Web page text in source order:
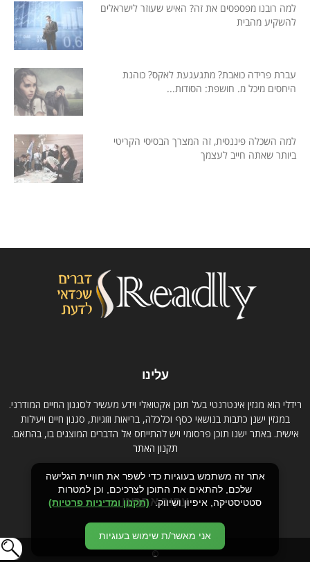
למה רובנו מפספסים את זה? האיש שעוזר לישראלים
להשקיע מהבית
עברת פרידה כואבת? מתגעגעת לאקס? כוהנת
היחסים מיכל מ. חושפת: הסודות...
למה השכלה פיננסית, זה המצרך הבסיסי הקריטי
ביותר שאתה חייב לעצמך
עלינו
רידלי הוא מגזין אינטרנטי בעל תוכן אקטואלי וידע מעשיר לסגנון החיים המודרני.
במגזין ישנן כתבות בנושאי כסף וכלכלה, בריאות וזוגיות, סגנון חיים ויעילות
אישית. באתר ישנו תוכן פרסומי ויש להתייחס אל הדברים המוצגים בו, בהתאם.
תקנון האתר
עקוב אחרינו
©
אתר זה משתמש בעוגיות כדי לשפר את חוויית הגלישה
שלכם, להתאים את התוכן לצרכיכם, וכן למטרות
סטטיסטיקה, איפיון ושיווק. (תקנון ומדיניות פרטיות)
אני מאשר/ת שימוש בעוגיות